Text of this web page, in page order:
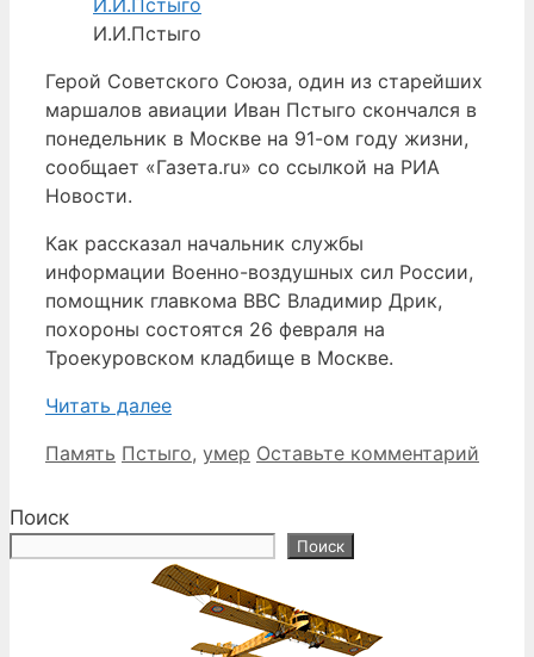
И.И.Пстыго
Герой Советского Союза, один из старейших
маршалов авиации Иван Пстыго скончался в
понедельник в Москве на 91-ом году жизни,
сообщает «Газета.ru» со ссылкой на РИА
Новости.
Как рассказал начальник службы
информации Военно-воздушных сил России,
помощник главкома ВВС Владимир Дрик,
похороны состоятся 26 февраля на
Троекуровском кладбище в Москве.
Читать далее
Рубрики
Память Метки
Пстыго, умер Оставьте комментарий
Поиск
Поиск